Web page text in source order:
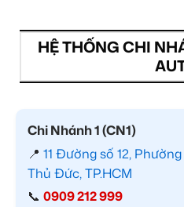
HỆ THỐNG CHI
Chi Nhánh 1 (CN1)
📍 11 Đường số 12,
Thủ Đức, TP.HCM
📞 0909 212 999